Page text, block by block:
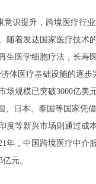
识提升，跨境医疗行业
随着发达国家医疗技术
生医学细胞疗法，长寿
体医疗基础设施的逐步
场规模已突破3000亿美
、日本、泰国等国家凭
度等新兴市场则通过成
年，中国跨境医疗中介
元。